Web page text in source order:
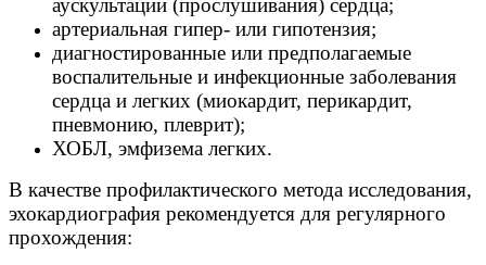
аускультации (прослушивания) сердца;
артериальная гипер- или гипотензия;
диагностированные или предполагаемые
воспалительные и инфекционные заболевания
сердца и легких (миокардит, перикардит,
пневмонию, плеврит);
ХОБЛ, эмфизема легких.
В качестве профилактического метода исследования,
эхокардиография рекомендуется для регулярного
прохождения: